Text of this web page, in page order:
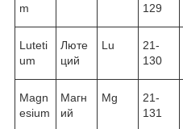
m
129
Luteti
um
Люте
ций
Lu
21-
130
Magn
esium
Магн
ий
Mg
21-
131